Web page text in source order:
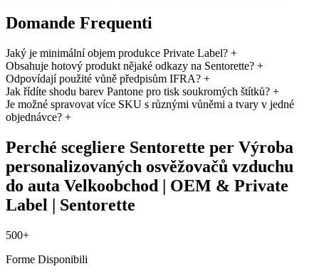
Domande Frequenti
Jaký je minimální objem produkce Private Label? +
Obsahuje hotový produkt nějaké odkazy na Sentorette? +
Odpovídají použité vůně předpisům IFRA? +
Jak řídíte shodu barev Pantone pro tisk soukromých štítků? +
Je možné spravovat více SKU s různými vůněmi a tvary v jedné
objednávce? +
Perché scegliere Sentorette per Výroba
personalizovaných osvěžovačů vzduchu
do auta Velkoobchod | OEM & Private
Label | Sentorette
500+
Forme Disponibili